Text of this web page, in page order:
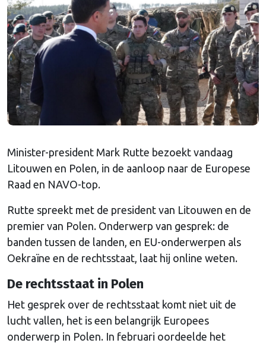
Minister-president Mark Rutte bezoekt vandaag
Litouwen en Polen, in de aanloop naar de Europese
Raad en NAVO-top.
Rutte spreekt met de president van Litouwen en de
premier van Polen. Onderwerp van gesprek: de
banden tussen de landen, en EU-onderwerpen als
Oekraïne en de rechtsstaat, laat hij online weten.
De rechtsstaat in Polen
Het gesprek over de rechtsstaat komt niet uit de
lucht vallen, het is een belangrijk Europees
onderwerp in Polen. In februari oordeelde het